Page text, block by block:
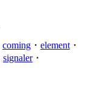
coming ・ element ・
signaler・